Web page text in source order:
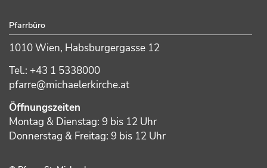
Pfarrbüro
1010 Wien, Habsburgergasse 12
Tel.: +43 1 5338000
pfarre@michaelerkirche.at
Öffnungszeiten
Montag & Dienstag: 9 bis 12 Uhr
Donnerstag & Freitag: 9 bis 12 Uhr